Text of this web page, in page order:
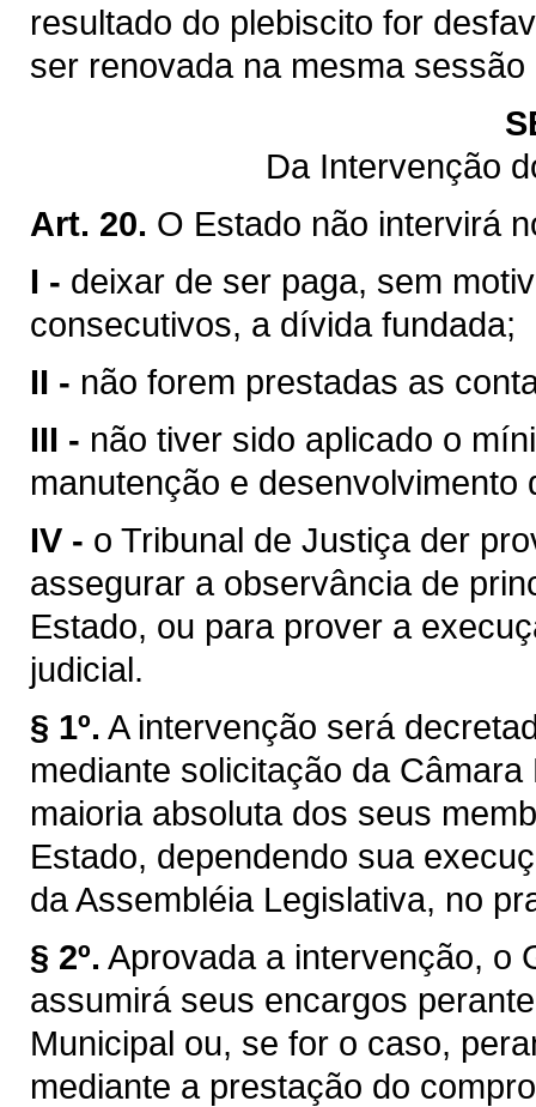
resultado do plebiscito for
ser renovada na mesma sessão
Da Intervenção
Art. 20. O Estado não intervirá
I - deixar de ser paga, sem
consecutivos, a dívida fundada;
II - não forem prestadas as
III - não tiver sido aplicado o
manutenção e desenvolvimento
IV - o Tribunal de Justiça der
assegurar a observância de
Estado, ou para prover a
judicial.
§ 1º. A intervenção será
mediante solicitação da
maioria absoluta dos seus
Estado, dependendo sua
da Assembléia Legislativa, no
§ 2º. Aprovada a intervenção, o
assumirá seus encargos
Municipal ou, se for o caso,
mediante a prestação do